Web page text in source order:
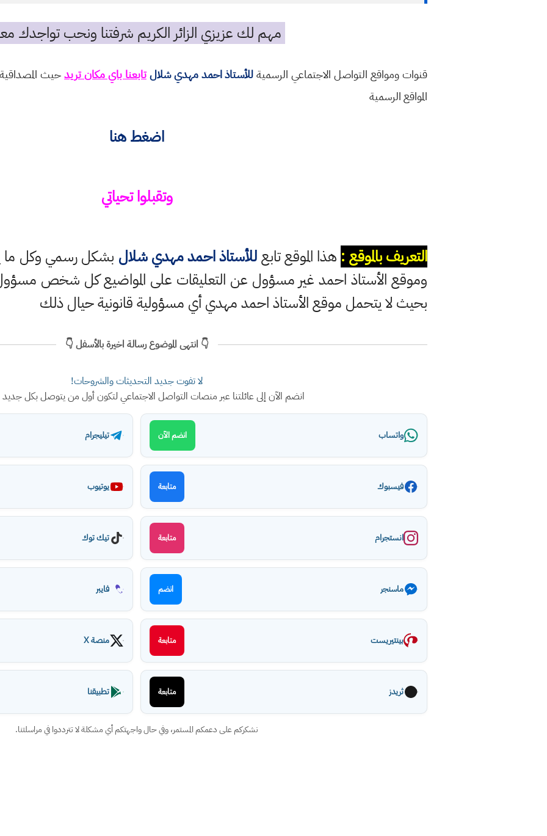
مهم لك عزيزي الزائر الكريم شرفتنا ونحب تواجدك
قنوات ومواقع التواصل الاجتماعي الرسميةللأستاذ احمد مهدي شلالتابعنا باي مكان تريدحيث
المواقع الرسمية
اضغط هنا
وتقبلواتحياتي
التعريف بالموقع : هذا الموقع تابعللأستاذ احمد مهدي شلال بشكل رسمي وكل ما
وموقع الأستاذ احمد غير مسؤول عن التعليقات على المواضيع كل شخص
بحيث لا يتحمل موقع الأستاذ احمد مهدي أي مسؤولية قانونية حيال ذلك
👇 انتهى الموضوع رسالة اخيرة بالأسفل 👇
لا تفوت جديد التحديثات والشروحات!
انضم الآن إلى عائلتنا عبر منصات التواصل الاجتماعي لتكون أول من يتوصل بكل
واتساب انضم الآن تيليجرام
فيسبوك متابعة يوتيوب
انستجرام متابعة تيك توك
ماسنجر انضم فايبر
بينتيريست متابعة منصة X
ثريدز متابعة تطبيقنا
نشكركم على دعمكم المستمر، وفي حال واجهتكم أي مشكلة لا تترددوا في مراسلتنا.